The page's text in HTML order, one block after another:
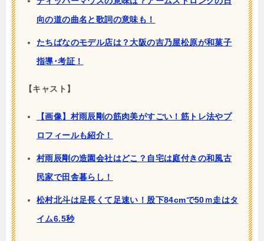
向の道の曲名と歌詞の意味も！
たちばなのモデル店は？大阪の吉乃屋松原が和菓子
指導･考証！
【キャスト】
【画像】村雨辰剛の筋肉美がすごい！筋トレ法やプ
ロフィールも紹介！
村雨辰剛の造園会社はどこ？自宅は庭付きの和風古
民家で田舎暮らし！
松村北斗は足長くて足速い！股下84cmで50ｍ走はタ
イム6.5秒